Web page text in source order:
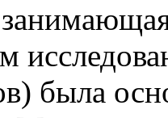
была